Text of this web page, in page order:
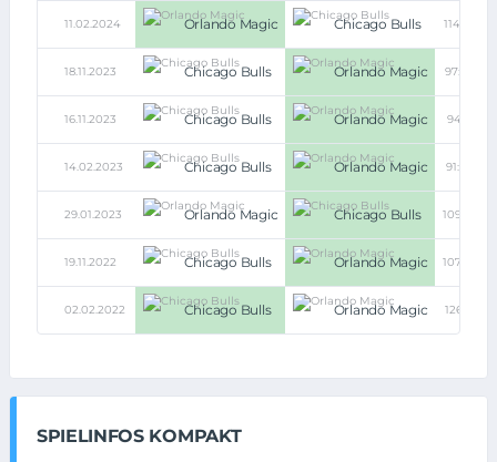
11.02.2024 Orlando Magic Chicago Bulls 114:108
18.11.2023 Chicago Bulls Orlando Magic 97:103
16.11.2023 Chicago Bulls Orlando Magic 94:96
14.02.2023 Chicago Bulls Orlando Magic 91:100
29.01.2023 Orlando Magic Chicago Bulls 109:128
19.11.2022 Chicago Bulls Orlando Magic 107:108
02.02.2022 Chicago Bulls Orlando Magic 126:115
SPIELINFOS KOMPAKT